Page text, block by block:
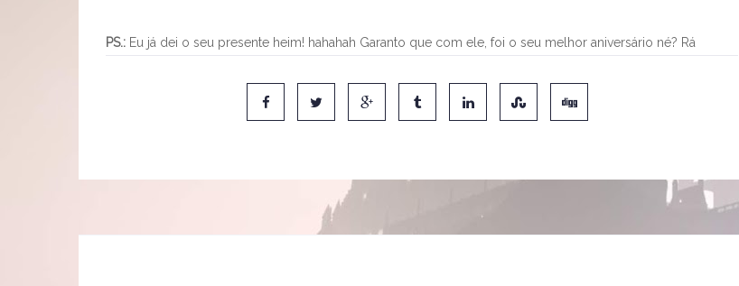
PS.: Eu já dei o seu presente heim! hahahah Garanto que com ele, foi o seu melhor aniversário né? Rá